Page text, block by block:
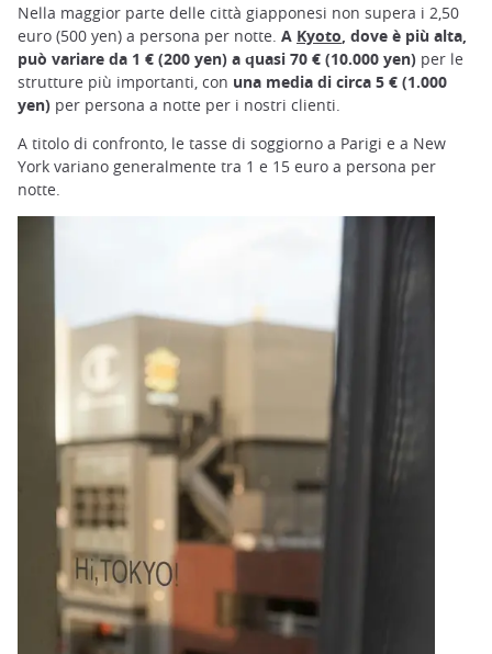
Nella maggior parte delle città giapponesi non supera i 2,50
euro (500 yen) a persona per notte. A Kyoto, dove è più alta,
può variare da 1 € (200 yen) a quasi 70 € (10.000 yen) per le
strutture più importanti, con una media di circa 5 € (1.000
yen) per persona a notte per i nostri clienti.
A titolo di confronto, le tasse di soggiorno a Parigi e a New
York variano generalmente tra 1 e 15 euro a persona per
notte.